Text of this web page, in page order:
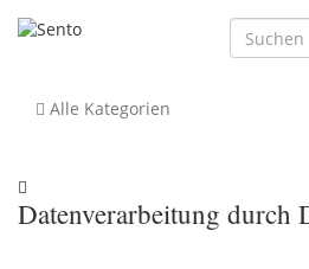
Alle Kategorien
Datenverarbeitung durch